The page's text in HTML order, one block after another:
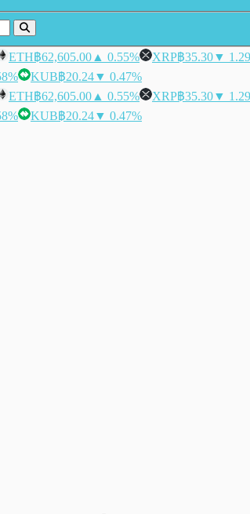
ETH฿62,605.00 ▲ 0.55% XRP฿35.30▼
KUB฿20.24▼ 0.47%
ETH฿62,605.00 ▲ 0.55% XRP฿35.30▼
KUB฿20.24▼ 0.47%